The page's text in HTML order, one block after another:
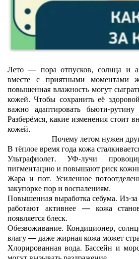
Лето — пора отпусков, солнца и
вместе с приятными моментами
повышенная влажность могут
кожей. Чтобы сохранить её
важно адаптировать
Разберёмся, какие изменения стоит
кожей.
Почему летом нужен
В тёплое время года кожа
Ультрафиолет. УФ‑лучи
пигментацию и повышают риск
Жара и пот. Усиленное
закупорке пор и воспалениям.
Повышенная выработка себума.
работают активнее — кожа
появляется блеск.
Обезвоживание. Кондиционер,
влагу — даже жирная кожа может
Хлорированная вода. Бассейн и